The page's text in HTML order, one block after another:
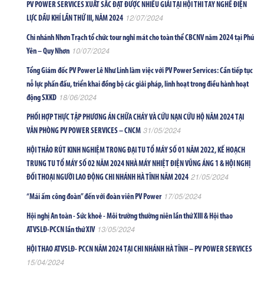
PV POWER SERVICES XUẤT SẮC ĐẠT ĐƯỢC NHIỀU GIẢI TẠI HỘI THI TAY NGHỀ ĐIỆN
LỰC DẦU KHÍ LẦN THỨ III, NĂM 2024 12/07/2024
Chi nhánh Nhơn Trạch tổ chức tour nghỉ mát cho toàn thể CBCNV năm 2024 tại Phú
Yên – Quy Nhơn 10/07/2024
Tổng Giám đốc PV Power Lê Như Linh làm việc với PV Power Services: Cần tiếp tục
nỗ lực phấn đấu, triển khai đồng bộ các giải pháp, linh hoạt trong điều hành hoạt
động SXKD 18/06/2024
PHỐI HỢP THỰC TẬP PHƯƠNG ÁN CHỮA CHÁY VÀ CỨU NẠN CỨU HỘ NĂM 2024 TẠI
VĂN PHÒNG PV POWER SERVICES – CNCM 31/05/2024
HỘI THẢO RÚT KINH NGHIỆM TRONG ĐẠI TU TỔ MÁY SỐ 01 NĂM 2022, KẾ HOẠCH
TRUNG TU TỔ MÁY SỐ 02 NĂM 2024 NHÀ MÁY NHIỆT ĐIỆN VŨNG ÁNG 1 & HỘI NGHỊ
ĐỐI THOẠI NGƯỜI LAO ĐỘNG CHI NHÁNH HÀ TĨNH NĂM 2024 21/05/2024
“Mái ấm công đoàn” đến với đoàn viên PV Power 17/05/2024
Hội nghị An toàn - Sức khoẻ - Môi trường thường niên lần thứ XIII & Hội thao
ATVSLĐ-PCCN lần thứ XIV 13/05/2024
HỘI THAO ATVSLĐ- PCCN NĂM 2024 TẠI CHI NHÁNH HÀ TĨNH – PV POWER SERVICES
15/04/2024